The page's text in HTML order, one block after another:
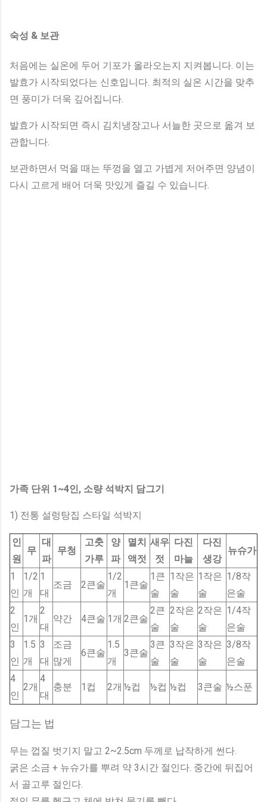
숙성 & 보관
처음에는 실온에 두어 기포가 올라오는지 지켜봅니다. 이는
발효가 시작되었다는 신호입니다. 최적의 실온 시간을 맞추
면 풍미가 더욱 깊어집니다.
발효가 시작되면 즉시 김치냉장고나 서늘한 곳으로 옮겨 보
관합니다.
보관하면서 먹을 때는 뚜껑을 열고 가볍게 저어주면 양념이
다시 고르게 배어 더욱 맛있게 즐길 수 있습니다.
가족 단위 1~4인, 소량 석박지 담그기
1) 전통 설렁탕집 스타일 석박지
인
원
무
대
파
무청
고춧
가루
양
파
멸치
액젓
새우
젓
다진
마늘
다진
생강
뉴슈가
1
인
1/2
개
1
대
조금 2큰술
1/2
개
1큰술
1큰
술
1작은
술
1작은
술
1/8작
은술
2
인
1개
2
대
약간 4큰술 1개 2큰술
2큰
술
2작은
술
2작은
술
1/4작
은술
3
인
1.5
개
3
대
조금
많게
6큰술
1.5
개
3큰술
3큰
술
3작은
술
3작은
술
3/8작
은술
4
인
2개
4
대
충분 1컵 2개 ½컵 ½컵 ½컵 3큰술 ½스푼
담그는 법
무는 껍질 벗기지 말고 2~2.5cm 두께로 납작하게 썬다.
굵은 소금 + 뉴슈가를 뿌려 약 3시간 절인다. 중간에 뒤집어
서 골고루 절인다.